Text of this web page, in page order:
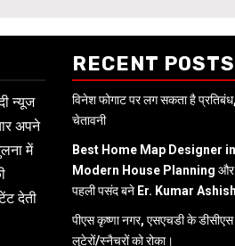
न्यूज
अपने
में
देती
RECENT POSTS
विनेश फोगाट पर लग सकता है
चेतावनी
Best Home Map Designer
Modern House Planning और
पहली पसंद बने Er. Kumar Ashish
पीएस कृष्णा नगर, एसएचडी के
लुटेरों/स्नैचरों को रोका।